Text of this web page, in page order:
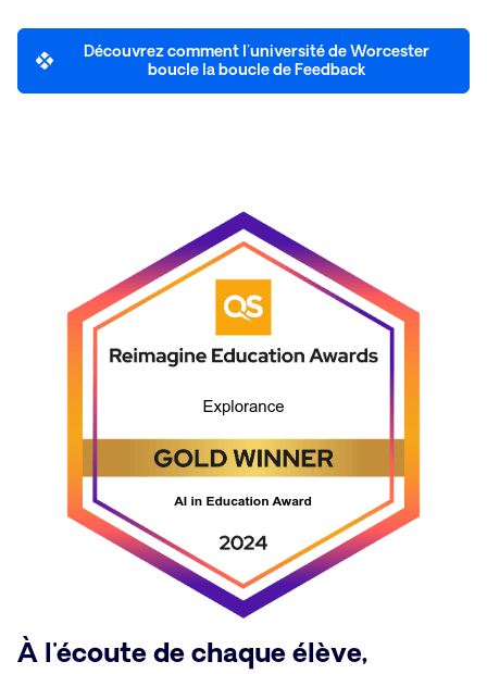
Découvrez comment l'université de Worcester
boucle la boucle de Feedback
À l'écoute de chaque élève,